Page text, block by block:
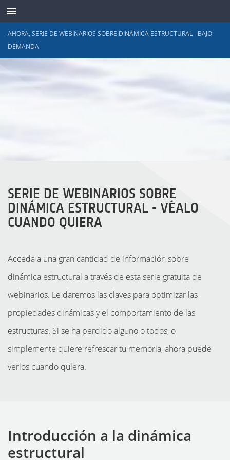
TRANSDUCTORES
AHORA, SERIE DE WEBINARIOS SOBRE DINÁMICA ESTRUCTURAL - BAJO
DEMANDA
SERIE DE WEBINARIOS SOBRE
DINÁMICA ESTRUCTURAL - VÉALO
CUANDO QUIERA
Acceda a una gran cantidad de información sobre
dinámica estructural a través de esta serie gratuita de
webinarios. Le daremos las claves para optimizar las
propiedades dinámicas y el comportamiento de las
estructuras. Si se ha perdido alguno o todos, o
simplemente quiere refrescar tu memoria, ahora puede
verlos cuando quiera.
Introducción a la dinámica
estructural